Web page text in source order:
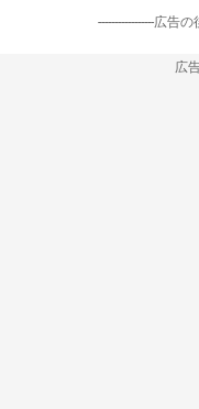
-----------------広告
広